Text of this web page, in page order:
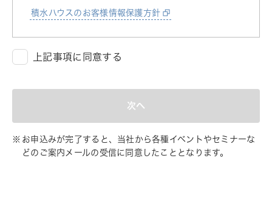
積水ハウスのお客様情報保護方針
上記事項に同意する
次へ
お申込みが完了すると、当社から各種イベントやセミナーな
どのご案内メールの受信に同意したこととなります。